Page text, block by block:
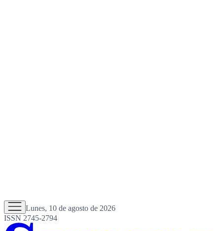
Lunes, 10 de agosto de 2026
ISSN 2745-2794